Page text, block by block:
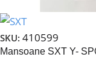
SKU: 410599
Mansoane SXT Y-